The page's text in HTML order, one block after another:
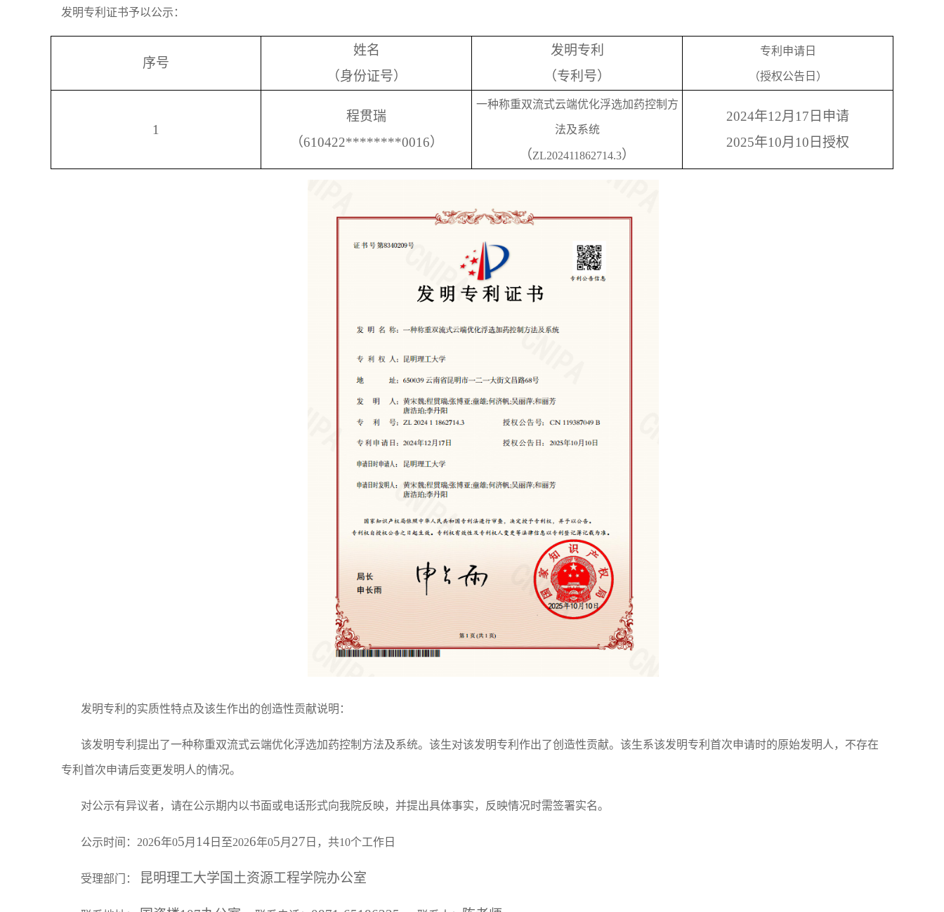
发明专利证书予以公示：
序号
姓名
（身份证号）
发明专利
（专利号）
专利申请日
（授权公告日）
1
程贯瑞
（610422********0016）
一种称重双流式云端优化浮选加药控制方
法及系统
（ZL202411862714.3）
2024年12月 17 日 申请
2025年10月 10 日授权
发明专利的实质性特点及该生作出的创造性贡献说明：
该发明专利提出了一种称重双流式云端优化浮选加药控制方法及系统。该生对该发明专利作出了创造性贡献。该生系该发明专利首次申请时的原始发明人，不存在
专利首次申请后变更发明人的情况。
对公示有异议者，请在公示期内以书面或电话形式向我院反映，并提出具体事实，反映情况时需签署实名。
公示时间：2026年05月 14 日至2026年05月 27 日，共10个工作日
受理部门： 昆明理工大学国土资源工程学院办公室